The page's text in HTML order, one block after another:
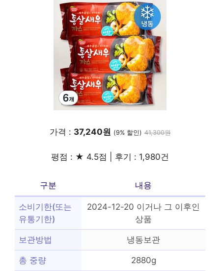
가격 : 37,240원 (9% 할인) 41,300원
평점 : ★ 4.5점 | 후기 : 1,980건
구분 내용
소비기한(또는
유통기한)
2024-12-20 이거나 그 이후인
상품
보관방법 냉동보관
총 중량 2880g